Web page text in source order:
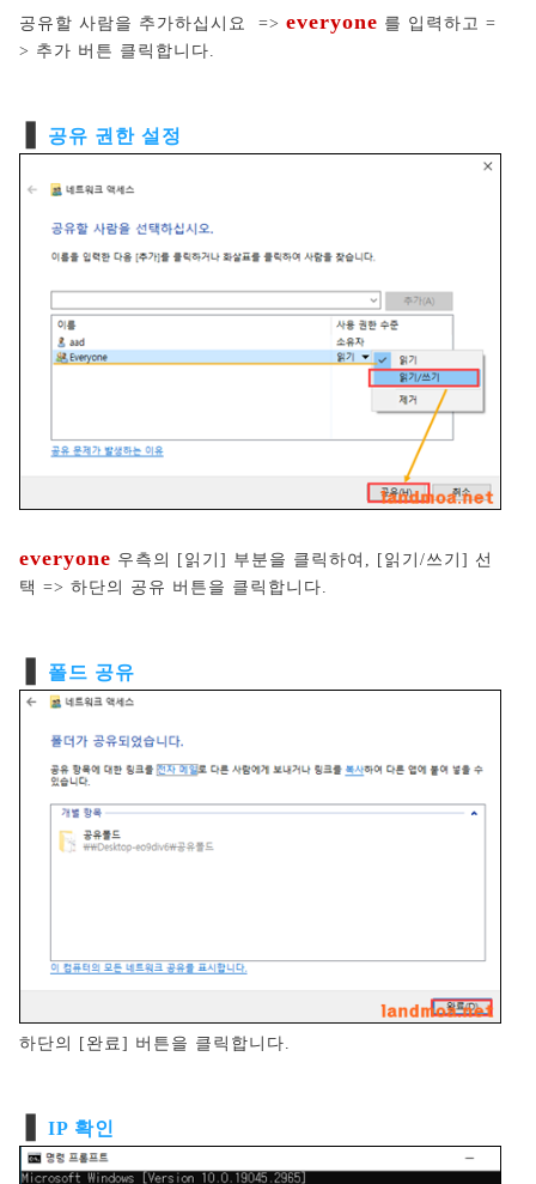
공유할 사람을 추가하십시요 => everyone 를 입력하고 =
> 추가 버튼 클릭합니다.
공유 권한 설정
everyone 우측의 [읽기] 부분을 클릭하여, [읽기/쓰기] 선
택 => 하단의 공유 버튼을 클릭합니다.
폴드 공유
하단의 [완료] 버튼을 클릭합니다.
IP 확인